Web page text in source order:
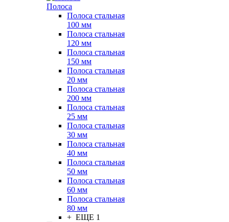
Полоса
Полоса стальная
100 мм
Полоса стальная
120 мм
Полоса стальная
150 мм
Полоса стальная
20 мм
Полоса стальная
200 мм
Полоса стальная
25 мм
Полоса стальная
30 мм
Полоса стальная
40 мм
Полоса стальная
50 мм
Полоса стальная
60 мм
Полоса стальная
80 мм
+ ЕЩЕ 1